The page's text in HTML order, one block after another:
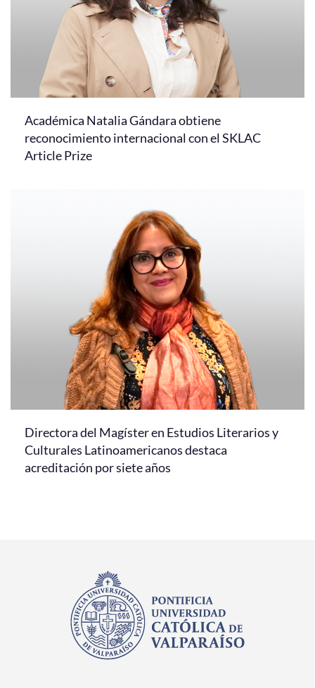
Académica Natalia Gándara obtiene
reconocimiento internacional con el SKLAC
Article Prize
Directora del Magíster en Estudios Literarios y
Culturales Latinoamericanos destaca
acreditación por siete años